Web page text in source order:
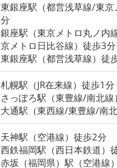
東銀座駅（都営浅草線/東京
分
銀座駅（東京メトロ丸ノ内
京メトロ日比谷線）徒歩3分
東銀座駅（都営浅草線）徒
札幌駅（JR在来線）徒歩1分
さっぽろ駅（東豊線/南北線
大通駅（東西線/東豊線/南
天神駅（空港線）徒歩2分
西鉄福岡駅（西日本鉄道）
赤坂（福岡県）駅（空港線